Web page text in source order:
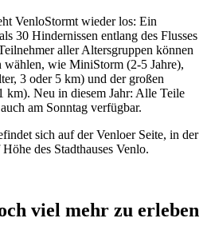
VenloStormt wieder los: Ein
30 Hindernissen entlang des Flusses
aller Altersgruppen können
wählen, wie MiniStorm (2-5 Jahre),
3 oder 5 km) und der großen
km). Neu in diesem Jahr: Alle Teile
am Sonntag verfügbar.
sich auf der Venloer Seite, in der
des Stadthauses Venlo.
viel mehr zu erleben